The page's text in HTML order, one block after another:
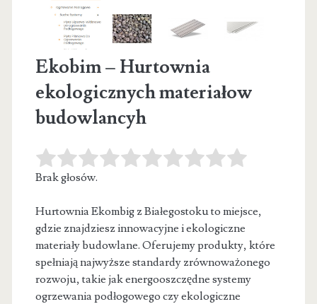
Ekobim – Hurtownia
ekologicznych materiałow
budowlancyh
Brak głosów.
Hurtownia Ekombig z Białegostoku to miejsce,
gdzie znajdziesz innowacyjne i ekologiczne
materiały budowlane. Oferujemy produkty, które
spełniają najwyższe standardy zrównoważonego
rozwoju, takie jak energooszczędne systemy
ogrzewania podłogowego czy ekologiczne